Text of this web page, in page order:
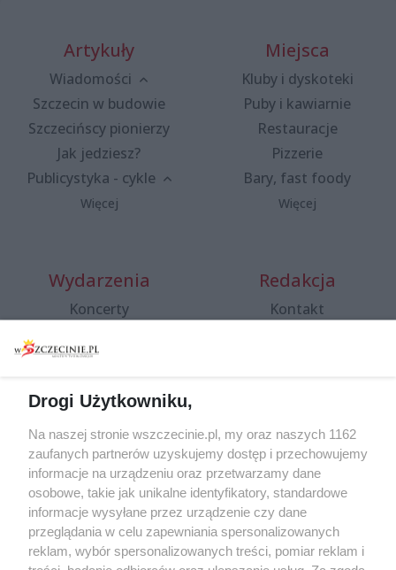
Artykuły
Wiadomości
Szczecin w budowie
Szczecińscy pionierzy
Jak jedziesz?
Publicystyka - cykle
Więcej
Miejsca
Kluby i dyskoteki
Puby i kawiarnie
Restauracje
Pizzerie
Bary, fast foody
Więcej
Wydarzenia
Koncerty
Spacery i oprowadzania
targi
Wernisaże
Więcej
Redakcja
Kontakt
Specjalny koncert z okazji
20. urodzin portalu
wSzczecinie.pl
Regulamin konkursów
śniadaniówka "Hej
Szczecin! Jest piątek!"
Drogi Użytkowniku,
Na naszej stronie wszczecinie.pl, my oraz naszych 1162
zaufanych partnerów uzyskujemy dostęp i przechowujemy
informacje na urządzeniu oraz przetwarzamy dane
osobowe, takie jak unikalne identyfikatory, standardowe
informacje wysyłane przez urządzenie czy dane
przeglądania w celu zapewniania spersonalizowanych
reklam, wybór spersonalizowanych treści, pomiar reklam i